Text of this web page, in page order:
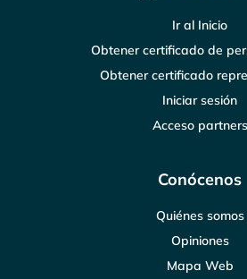
Ir al Inicio
Obtener certificado de
Obtener certificado
Iniciar sesión
Acceso partners
Conócenos
Quiénes somos
Opiniones
Mapa Web